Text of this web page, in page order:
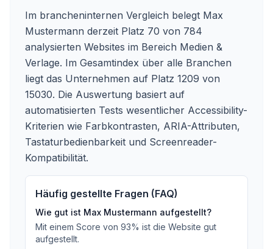
Im brancheninternen Vergleich belegt Max
Mustermann derzeit Platz 70 von 784
analysierten Websites im Bereich Medien &
Verlage. Im Gesamtindex über alle Branchen
liegt das Unternehmen auf Platz 1209 von
15030. Die Auswertung basiert auf
automatisierten Tests wesentlicher Accessibility-
Kriterien wie Farbkontrasten, ARIA-Attributen,
Tastaturbedienbarkeit und Screenreader-
Kompatibilität.
Häufig gestellte Fragen (FAQ)
Wie gut ist Max Mustermann aufgestellt?
Mit einem Score von 93% ist die Website gut
aufgestellt.